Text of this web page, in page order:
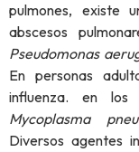
pulmones, existe
abscesos
Pseudomonas
En personas
influenza. en
Mycoplasma
Diversos agentes